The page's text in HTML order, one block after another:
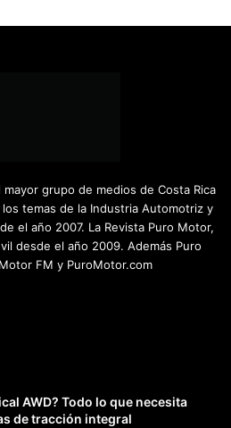
grupo de medios de Costa Rica
temas de la Industria Automotriz y
el año 2007. La Revista Puro Motor,
desde el año 2009. Además Puro
FM y PuroMotor.com
AWD? Todo lo que necesita
de tracción integral